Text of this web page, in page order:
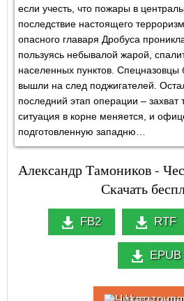
если учесть, что пожары в
последствие настоящего
опасного главаря Дробуса
пользуясь небывалой жарой,
населенных пунктов. Спецназовцы
вышли на след поджигателей.
последний этап операции – захват
ситуация в корне меняется, и
подготовленную западню…
Александр Тамоников -
Скачать
FB2 RTF
EPUB